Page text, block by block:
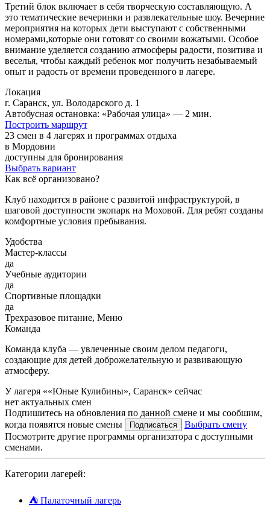
Третий блок включает в себя творческую составляющую. А
это тематические вечеринки и развлекательные шоу. Вечерние
мероприятия на которых дети выступают с собственными
номерами,которые они готовят со своими вожатыми. Особое
внимание уделяется созданию атмосферы радости, позитива и
веселья, чтобы каждый ребенок мог получить незабываемый
опыт и радость от времени проведенного в лагере.
Локация
г. Саранск, ул. Володарского д. 1
Автобусная остановка: «Рабочая улица» — 2 мин.
Построить маршрут
23 смен в 4 лагерях и программах отдыха
в Мордовии
доступны для бронирования
Выбрать вариант
Как всё организовано?
Клуб находится в районе с развитой инфраструктурой, в
шаговой доступности экопарк на Моховой. Для ребят созданы
комфортные условия пребывания.
Удобства
Мастер-классы
да
Учебные аудитории
да
Спортивные площадки
да
Трехразовое питание, Меню
Команда
Команда клуба — увлеченные своим делом педагоги,
создающие для детей доброжелательную и развивающую
атмосферу.
У лагеря ««Юные Кулибины», Саранск» сейчас
нет актуальных смен
Подпишитесь на обновления по данной смене и мы сообшим,
когда появятся новые смены
Подписаться
Выбрать смену
Посмотрите другие программы организатора с доступными
сменами.
Категории лагерей:
⛺ Палаточный лагерь